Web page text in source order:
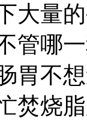
大量
管哪
胃不
焚烧